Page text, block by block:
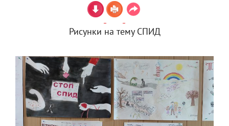
Рисунки на тему СПИД